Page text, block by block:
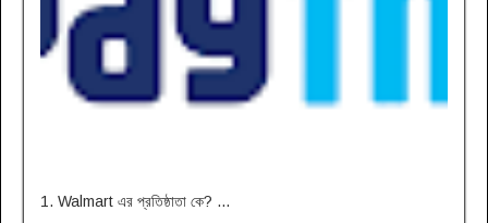
1. Walmart এর প্রতিষ্ঠাতা কে? ...